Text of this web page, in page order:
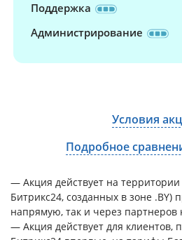
Поддержка
Администрирование
Условия
Подробное
— Акция действует на территории
Битрикс24, созданных в зоне .BY)
напрямую, так и через партнеров
— Акция действует для клиентов,